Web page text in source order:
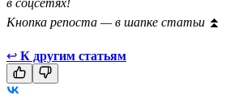
Кнопка репоста — в шапке статьи ⏫
↩ К другим статьям